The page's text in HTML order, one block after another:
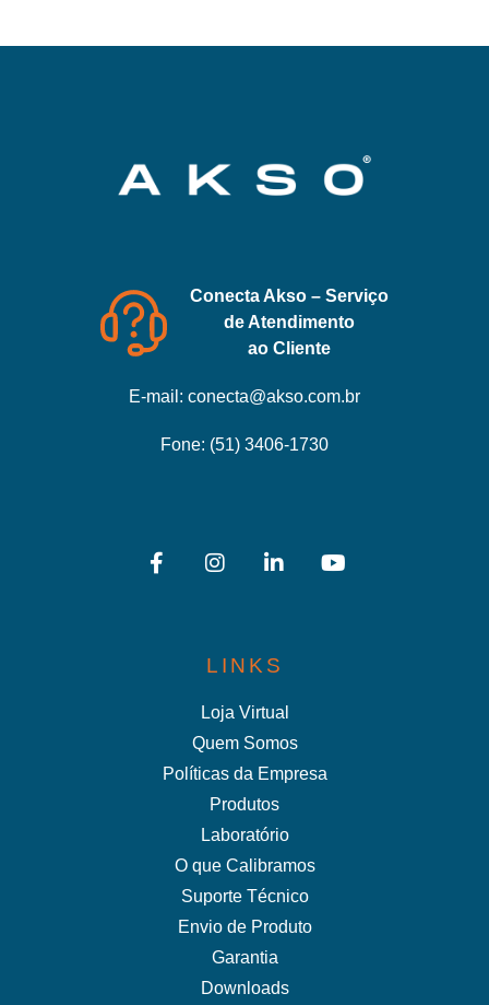
Conecta Akso – Serviço
de Atendimento
ao Cliente
E-mail: conecta@akso.com.br
Fone: (51) 3406-1730
LINKS
Loja Virtual
Quem Somos
Políticas da Empresa
Produtos
Laboratório
O que Calibramos
Suporte Técnico
Envio de Produto
Garantia
Downloads